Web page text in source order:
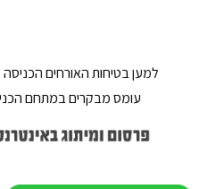
למען בטיחות האורחים הכניסה
עומס מבקרים במתחם